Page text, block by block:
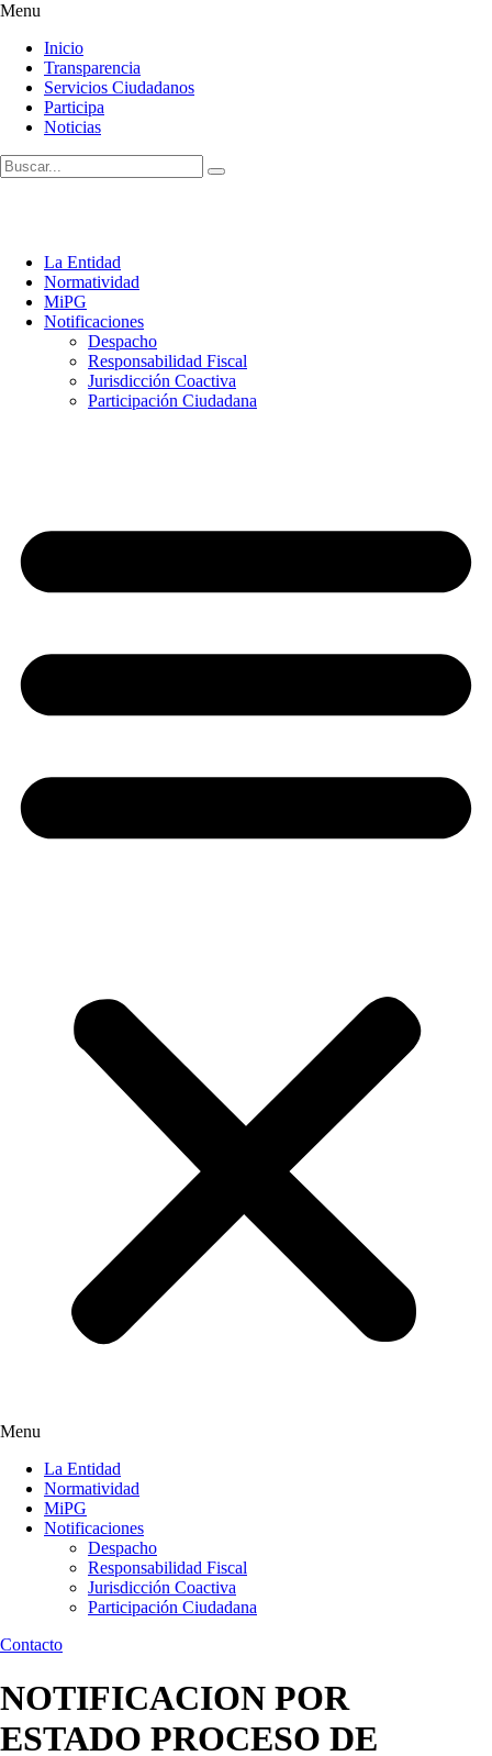
Menu
Inicio
Transparencia
Servicios Ciudadanos
Participa
Noticias
La Entidad
Normatividad
MiPG
Notificaciones
Despacho
Responsabilidad Fiscal
Jurisdicción Coactiva
Participación Ciudadana
Menu
La Entidad
Normatividad
MiPG
Notificaciones
Despacho
Responsabilidad Fiscal
Jurisdicción Coactiva
Participación Ciudadana
Contacto
NOTIFICACION POR
ESTADO PROCESO DE